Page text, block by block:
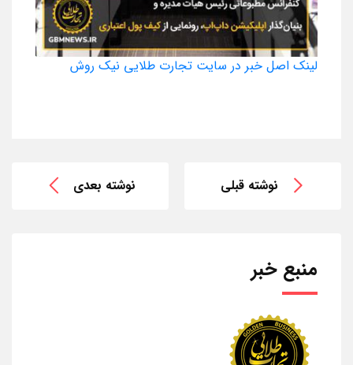
لینک اصل خبر در سایت تجارت طلایی نیک روش
نوشته قبلی نوشته بعدی
منبع خبر